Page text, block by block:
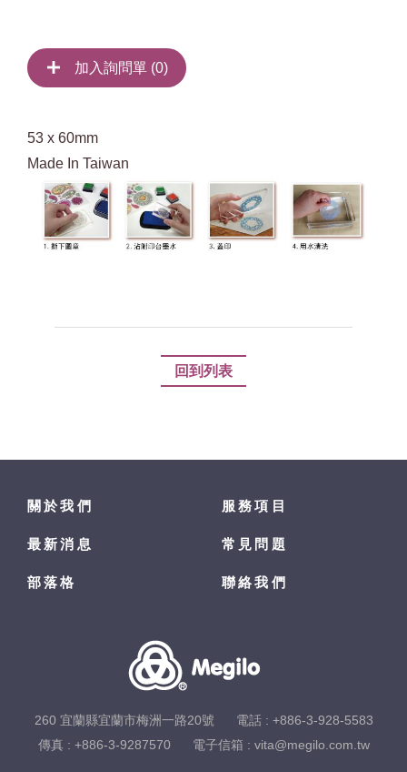
加入詢問單 (0)
53 x 60mm
Made In Taiwan
回到列表
關於我們 服務項目
最新消息 常見問題
部落格 聯絡我們
260 宜蘭縣宜蘭市梅洲一路20號 電話 : +886-3-928-5583
傳真 : +886-3-9287570
電子信箱 : vita@megilo.com.tw